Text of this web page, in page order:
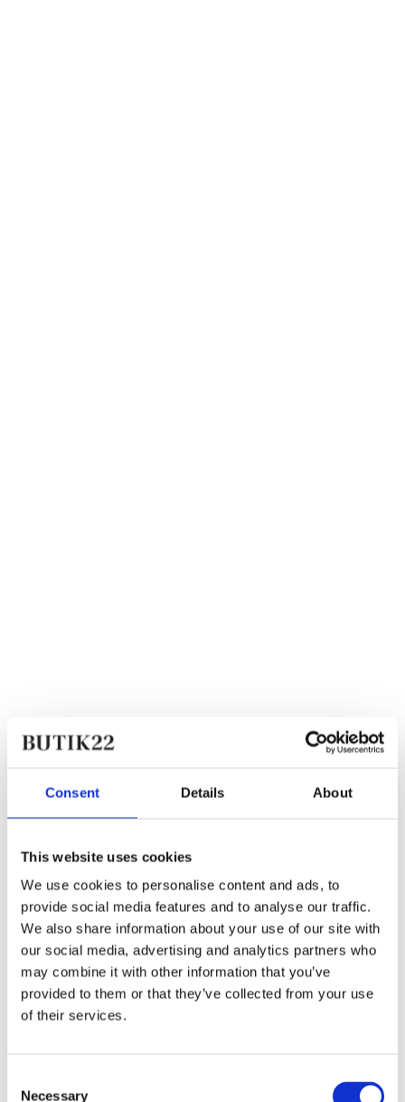
Consent Details About
This website uses cookies
We use cookies to personalise content and ads, to
provide social media features and to analyse our traffic.
We also share information about your use of our site with
our social media, advertising and analytics partners who
may combine it with other information that you’ve
provided to them or that they’ve collected from your use
of their services.
Necessary
Tilføj til favoritter